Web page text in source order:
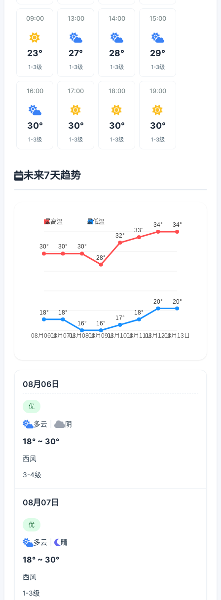
09:00
23°
1-3级
13:00
27°
1-3级
14:00
28°
1-3级
15:00
29°
1-3级
16:00
30°
1-3级
17:00
30°
1-3级
18:00
30°
1-3级
19:00
30°
1-3级
未来7天趋势
08月06日
优
多云 阴
18° ~ 30°
西风
3-4级
08月07日
优
多云 晴
18° ~ 30°
西风
1-3级